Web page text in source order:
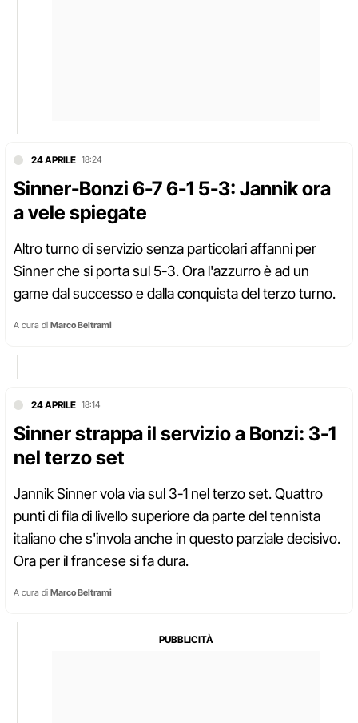
24 APRILE 18:24
Sinner-Bonzi 6-7 6-1 5-3: Jannik ora
a vele spiegate
Altro turno di servizio senza particolari affanni per
Sinner che si porta sul 5-3. Ora l'azzurro è ad un
game dal successo e dalla conquista del terzo turno.
A cura di Marco Beltrami
24 APRILE 18:14
Sinner strappa il servizio a Bonzi: 3-1
nel terzo set
Jannik Sinner vola via sul 3-1 nel terzo set. Quattro
punti di fila di livello superiore da parte del tennista
italiano che s'invola anche in questo parziale decisivo.
Ora per il francese si fa dura.
A cura di Marco Beltrami